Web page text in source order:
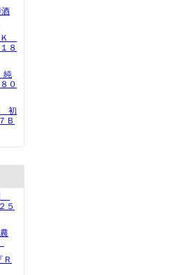
Ｋ
８
純
０
初
Ｂ
５